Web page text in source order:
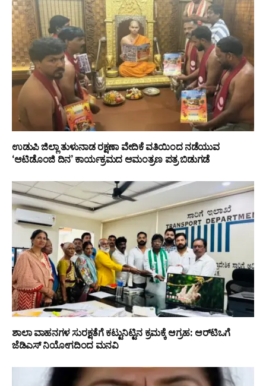
ಉಡುಪಿ ಜಿಲ್ಲಾ ತುಳುನಾಡ ರಕ್ಷಣಾ ವೇದಿಕೆ ವತಿಯಿಂದ ನಡೆಯುವ
‘ಆಟಿಡೊಂಜಿ ದಿನ’ ಕಾರ್ಯಕ್ರಮದ ಆಮಂತ್ರಣ ಪತ್ರ ಬಿಡುಗಡೆ
ಶಾಲಾ ವಾಹನಗಳ ಸುರಕ್ಷತೆಗೆ ಕಟ್ಟುನಿಟ್ಟಿನ ಕ್ರಮಕ್ಕೆ ಆಗ್ರಹ: ಆರ್‌ಟಿಒಗೆ
ಜೆಡಿಎಸ್ ನಿಯೋಗದಿಂದ ಮನವಿ